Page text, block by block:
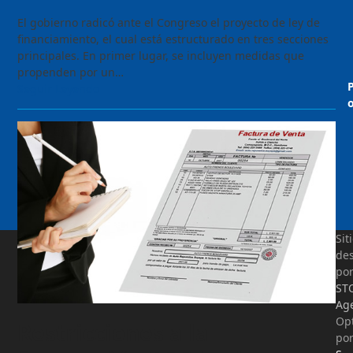
El gobierno radicó ante el Congreso el proyecto de ley de
financiamiento, el cual está estructurado en tres secciones
principales. En primer lugar, se incluyen medidas que
propenden por un…
por
por